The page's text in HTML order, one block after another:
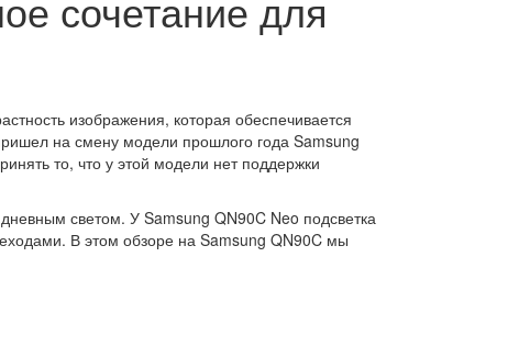
изображения, которая обеспечивается
на смену модели прошлого года Samsung
то, что у этой модели нет поддержки
светом. У Samsung QN90C Neo подсветка
В этом обзоре на Samsung QN90C мы